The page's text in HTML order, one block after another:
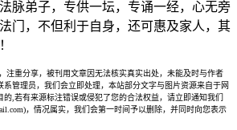
脉弟子，专供一坛，专诵一经，心无旁
门，不但利于自身，还可惠及家人，其
注重分享，被刊用文章因无法核实真实出处，未能及时与作者
管理员，我们会立即处理，本站部分文字与图片资源来自于网
,若有来源标注错误或侵犯了您的合法权益，请立即通知我们
，情况属实，我们会第一时间予以删除，并同时向您表示